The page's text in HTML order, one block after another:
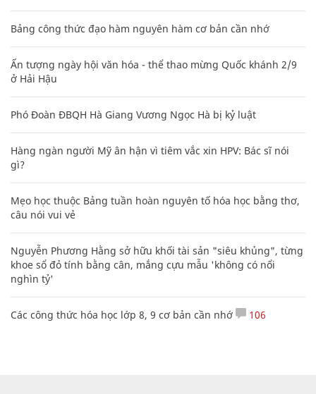
Bảng công thức đạo hàm nguyên hàm cơ bản cần nhớ
Ấn tượng ngày hội văn hóa - thể thao mừng Quốc khánh 2/9
ở Hải Hậu
Phó Đoàn ĐBQH Hà Giang Vương Ngọc Hà bị kỷ luật
Hàng ngàn người Mỹ ân hận vì tiêm vắc xin HPV: Bác sĩ nói
gì?
Mẹo học thuộc Bảng tuần hoàn nguyên tố hóa học bằng thơ,
câu nói vui vẻ
Nguyễn Phương Hằng sở hữu khối tài sản "siêu khủng", từng
khoe sổ đỏ tính bằng cân, mắng cựu mẫu 'không có nổi
nghìn tỷ'
Các công thức hóa học lớp 8, 9 cơ bản cần nhớ 106